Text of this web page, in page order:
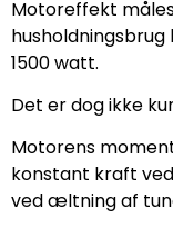
Motoreffekt
1500 watt.
Det er dog ikke
Motorens
konstant kraft
ved æltning af